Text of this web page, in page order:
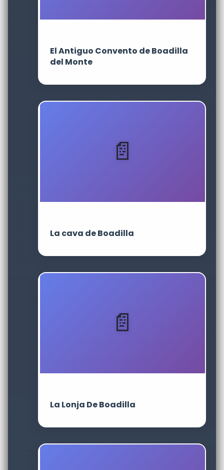
El Antiguo Convento de Boadilla
del Monte
La cava de Boadilla
La Lonja De Boadilla